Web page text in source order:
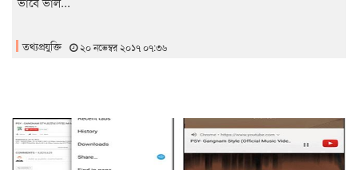
তথ্যপ্রযুক্তি ২০ নভেম্বর ২০১৭ ০৭:৩৬